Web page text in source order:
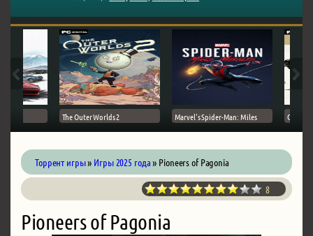
The Outer Worlds 2 Marvel's Spider-Man: Miles Ghost
Торрент игры» Игры 2025 года» Pioneers of Pagonia
8
Pioneers of Pagonia